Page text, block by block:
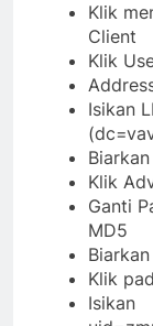
Klik
Client
Klik
Isikan
Klik
Ganti
MD5
Klik
Isikan